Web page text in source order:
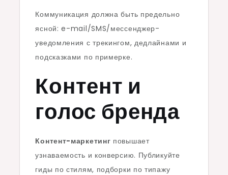
Коммуникация должна быть предельно
ясной: e-mail/SMS/мессенджер-
уведомления с трекингом, дедлайнами и
подсказками по примерке.
Контент и
голос бренда
Контент-маркетинг повышает
узнаваемость и конверсию. Публикуйте
гиды по стилям, подборки по типажу